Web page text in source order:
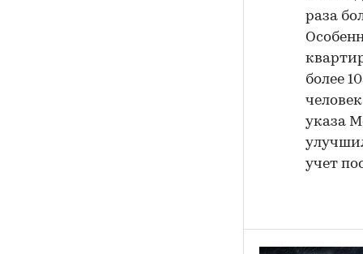
раза
более
указа
учет